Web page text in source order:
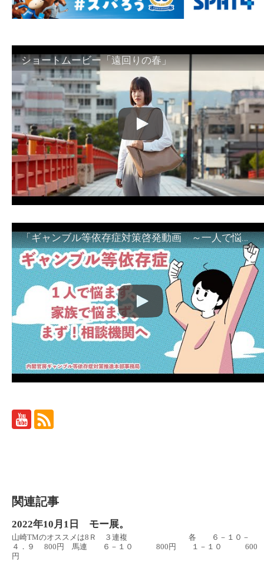
ショートムービー「遠回りの春」
「ギャンブル等依存症対策啓発動画 ～一人で悩まず、家族で悩まず、まず！相談機関へ～」
関連記事
2022年10月1日 モー展。
山崎TMのオススメは8Ｒ ３連複 各 ６－１０－
４．９ 800円 馬連 ６－１０ 800円 １－１０ 600
円